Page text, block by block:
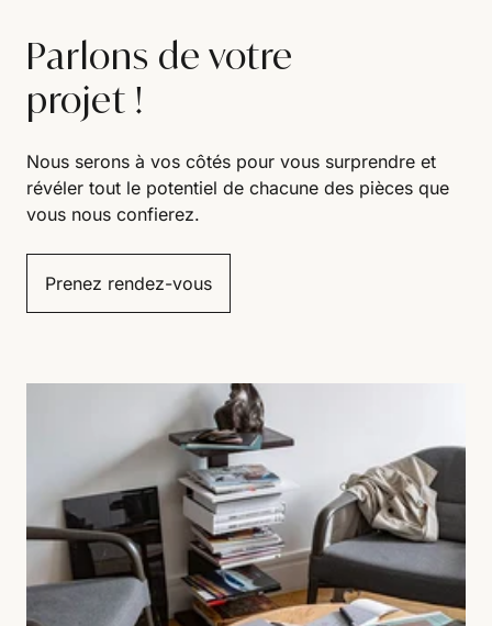
Parlons de votre
projet !
Nous serons à vos côtés pour vous surprendre et
révéler tout le potentiel de chacune des pièces que
vous nous confierez.
Prenez rendez-vous